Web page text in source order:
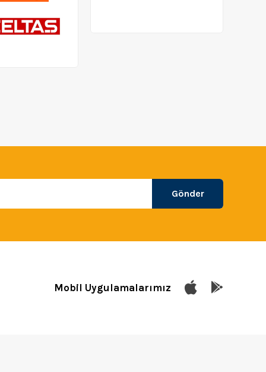
Gönder
Mobil Uygulamalarımız